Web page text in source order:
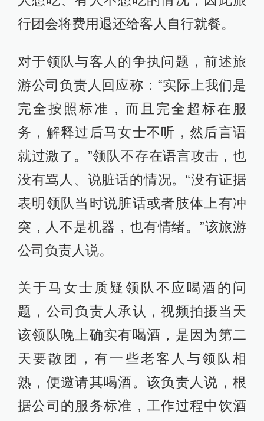
行团会将费用退还给客人自行就餐。
对于领队与客人的争执问题，前述旅
游公司负责人回应称：“实际上我们是
完全按照标准，而且完全超标在服
务，解释过后马女士不听，然后言语
就过激了。”领队不存在语言攻击，也
没有骂人、说脏话的情况。“没有证据
表明领队当时说脏话或者肢体上有冲
突，人不是机器，也有情绪。”该旅游
公司负责人说。
关于马女士质疑领队不应喝酒的问
题，公司负责人承认，视频拍摄当天
该领队晚上确实有喝酒，是因为第二
天要散团，有一些老客人与领队相
熟，便邀请其喝酒。该负责人说，根
据公司的服务标准，工作过程中饮酒